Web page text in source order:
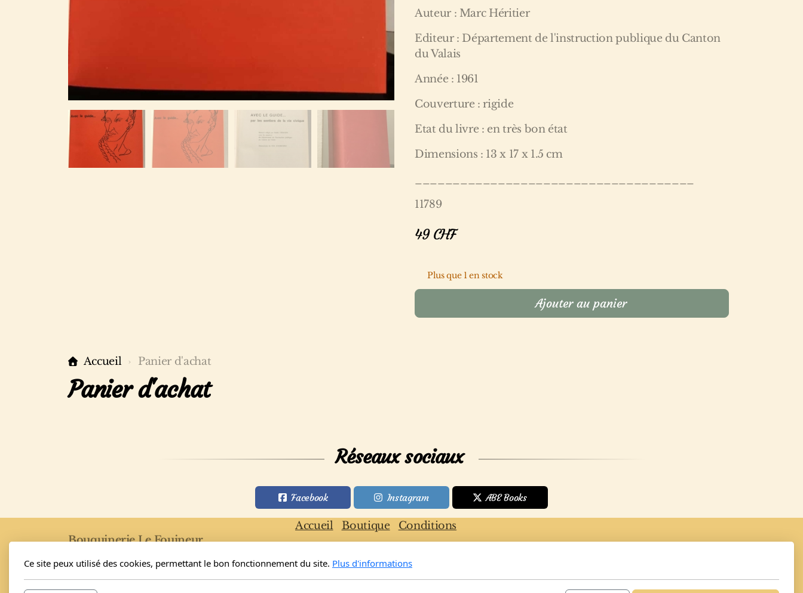
Auteur : Marc Héritier
Editeur : Département de l'instruction publique du Canton
du Valais
Année : 1961
Couverture : rigide
Etat du livre : en très bon état
Dimensions : 13 x 17 x 1.5 cm
11789
49CHF
Plus que 1 en stock
Ajouter au panier
Accueil Panier d'achat
Panier d'achat
Réseaux sociaux
Facebook Instagram ABE Books
Bouquinerie Le Fouineur
Rue de l'Eglise 40
1955 Saint-Pierre-de-Clages
Accueil Boutique Conditions
Ce site peux utilisé des cookies, permettant le bon fonctionnement du site. Plus d'informations